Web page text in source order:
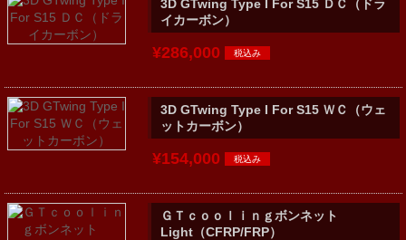
3D GTwing Type I For S15 ＤＣ（ドラ
イカーボン）
¥286,000
3D GTwing Type I For S15 ＷＣ（ウェ
ットカーボン）
¥154,000
ＧＴｃｏｏｌｉｎｇボンネット
Light（CFRP/FRP）